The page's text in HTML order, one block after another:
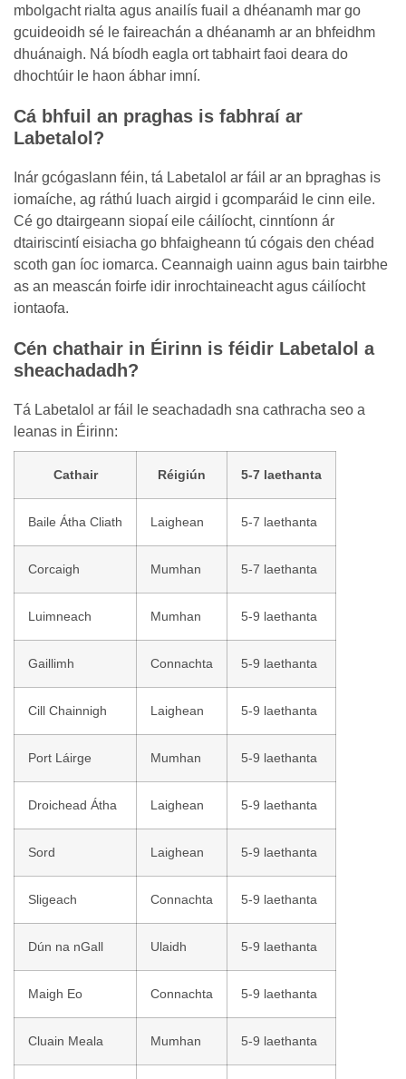
mbolgacht rialta agus anailís fuail a dhéanamh mar go
gcuideoidh sé le faireachán a dhéanamh ar an bhfeidhm
dhuánaigh. Ná bíodh eagla ort tabhairt faoi deara do
dhochtúir le haon ábhar imní.
Cá bhfuil an praghas is fabhraí ar
Labetalol?
Inár gcógaslann féin, tá Labetalol ar fáil ar an bpraghas is
iomaíche, ag ráthú luach airgid i gcomparáid le cinn eile.
Cé go dtairgeann siopaí eile cáilíocht, cinntíonn ár
dtairiscintí eisiacha go bhfaigheann tú cógais den chéad
scoth gan íoc iomarca. Ceannaigh uainn agus bain tairbhe
as an meascán foirfe idir inrochtaineacht agus cáilíocht
iontaofa.
Cén chathair in Éirinn is féidir Labetalol a
sheachadadh?
Tá Labetalol ar fáil le seachadadh sna cathracha seo a
leanas in Éirinn:
Cathair Réigiún 5-7 laethanta
Baile Átha Cliath Laighean 5-7 laethanta
Corcaigh Mumhan 5-7 laethanta
Luimneach Mumhan 5-9 laethanta
Gaillimh Connachta 5-9 laethanta
Cill Chainnigh Laighean 5-9 laethanta
Port Láirge Mumhan 5-9 laethanta
Droichead Átha Laighean 5-9 laethanta
Sord Laighean 5-9 laethanta
Sligeach Connachta 5-9 laethanta
Dún na nGall Ulaidh 5-9 laethanta
Maigh Eo Connachta 5-9 laethanta
Cluain Meala Mumhan 5-9 laethanta